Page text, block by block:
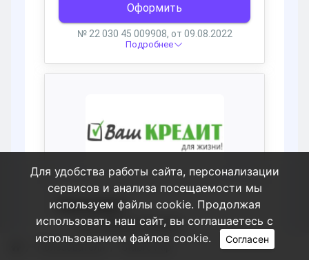
Пользователи Stabrovkip
Для удобства работы сайта, персонализации
сервисов и анализа посещаемости мы
используем файлы cookie. Продолжая
использовать наш сайт, вы соглашаетесь с
использованием файлов cookie.
Согласен